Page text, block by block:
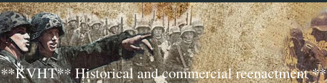
**KVHT** Historical and commercial reenactment **